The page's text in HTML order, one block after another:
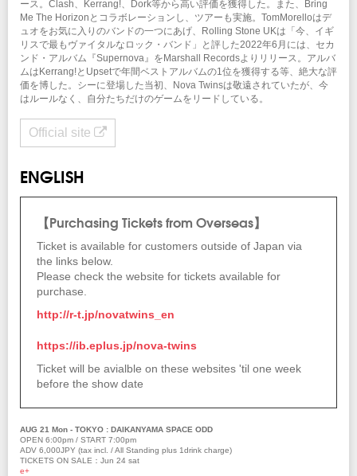
ース。Clash、Kerrang!、Dork等から高い評価を獲得した。また、Bring
Me The Horizonとコラボレーションし、ツアーも実施。TomMorelloはデ
ュオをお気に入りのバンドの一つにあげ、Rolling Stone UKは「今、イギ
リスで最もヴァイタルなロック・バンド」と評した2022年6月には、セカ
ンド・アルバム『Supernova』をMarshall Recordsよりリリース。アルバ
ムはKerrang!とUpsetで年間ベストアルバムの1位を獲得する等、絶大な評
価を博した。シーに登場した当初、Nova Twinsは敬遠されていたが、今
はルールなく、自分たちだけのゲームをリードしている。
Official site
ENGLISH
【Purchasing Tickets from Overseas】
Ticket is available for customers outside of Japan via
the links below.
Please check the website for tickets available for
purchase.
http://r-t.jp/novatwins_en
https://ib.eplus.jp/nova-twins
Ticket will be avialble on these websites 'til one week
before the show date
AUG 21 Mon - TOKYO : DAIKANYAMA SPACE ODD
OPEN 6:00pm / START 7:00pm
ADV 6,000JPY (tax incl. / All Standing plus 1drink charge)
TICKETS ON SALE：Jun 24 sat
e+